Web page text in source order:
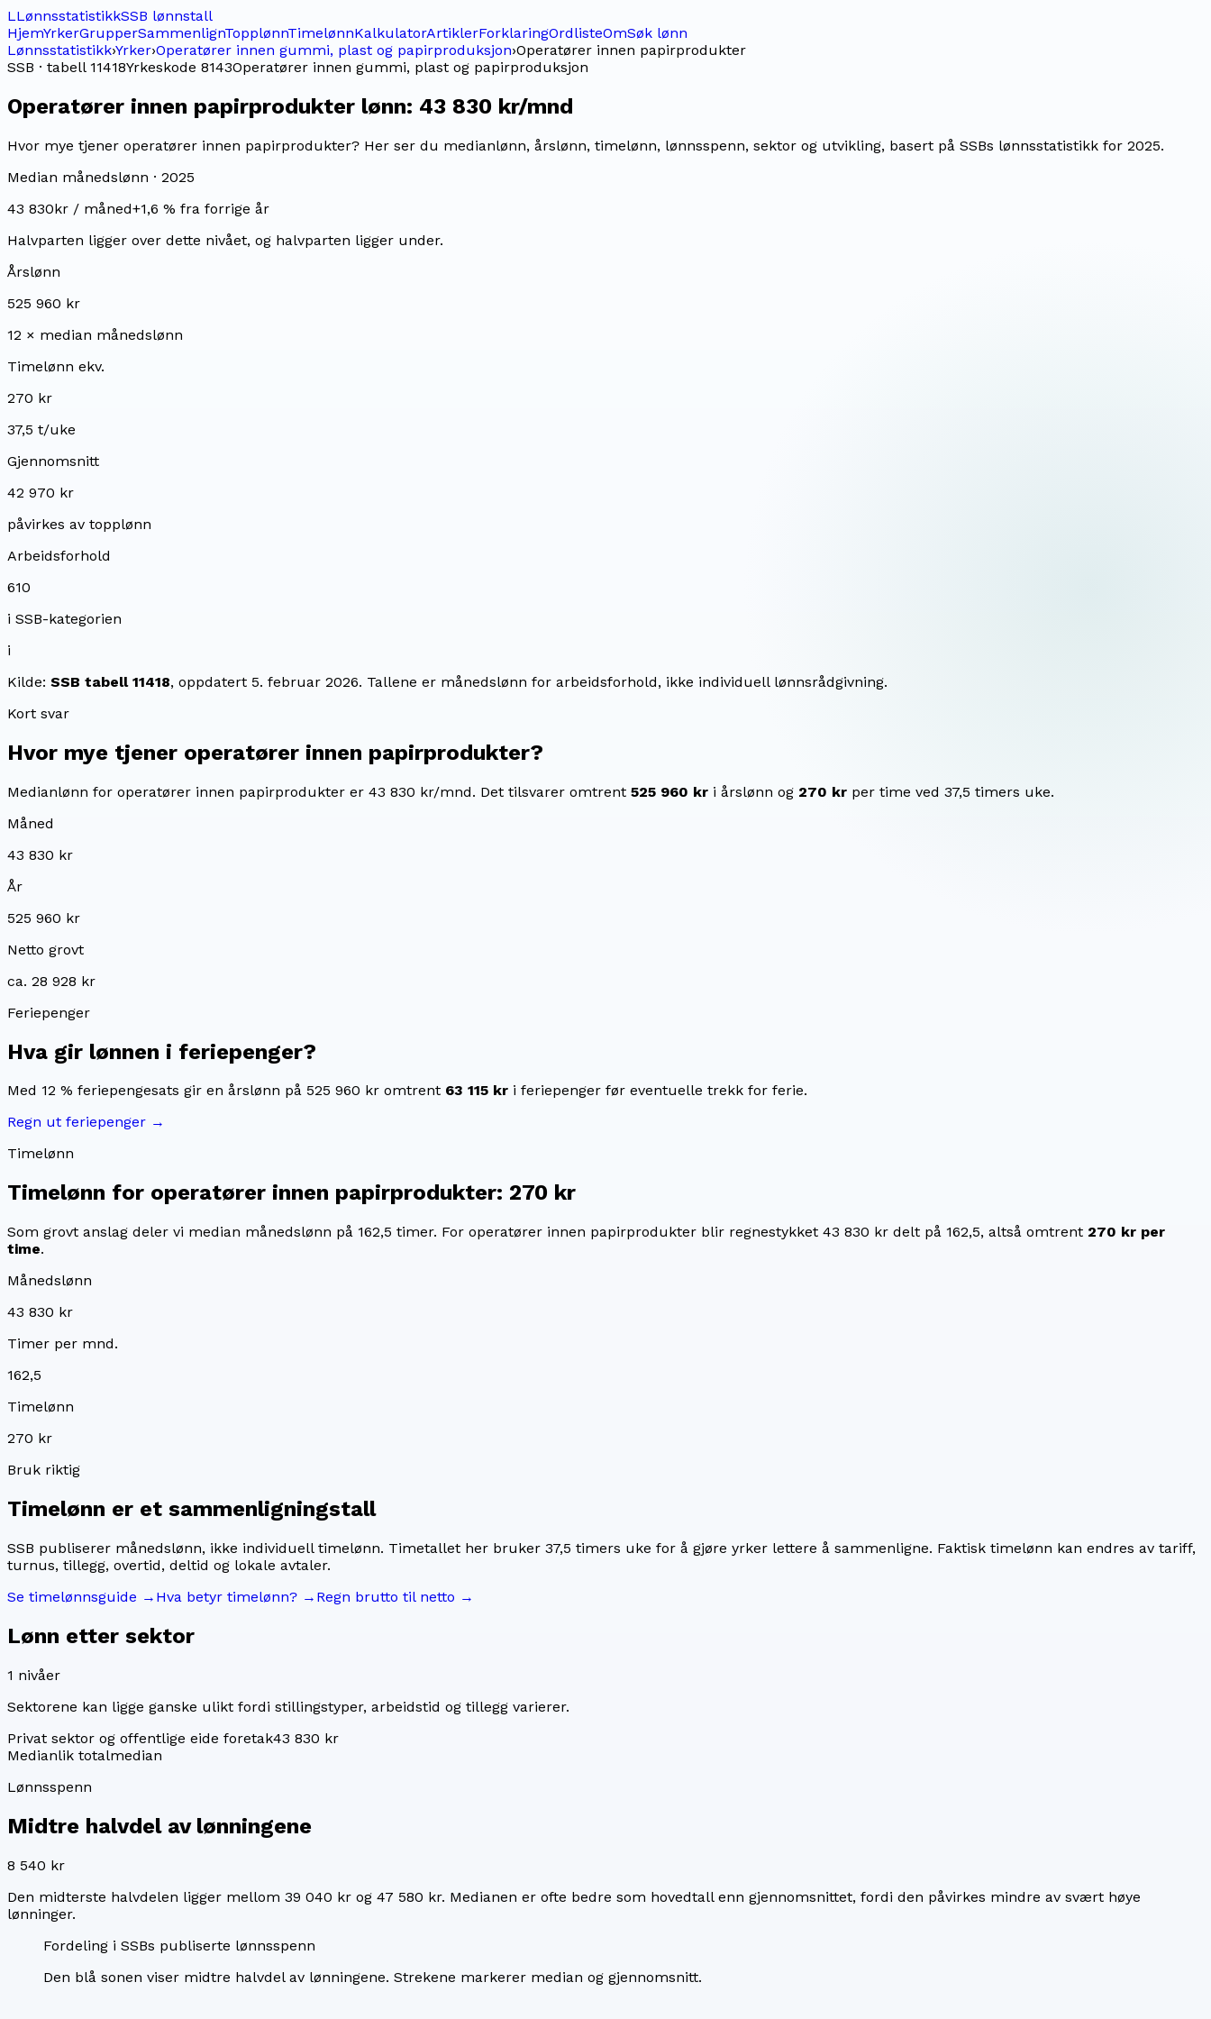
LLønnsstatistikkSSB lønnstall
HjemYrkerGrupperSammenlignTopplønnTimelønnKalkulatorArtiklerForklaringOrdlisteOmSøk lønn
Lønnsstatistikk›Yrker›Operatører innen gummi, plast og papirproduksjon›Operatører innen papirprodukter
SSB · tabell 11418Yrkeskode 8143Operatører innen gummi, plast og papirproduksjon
Operatører innen papirprodukter lønn: 43 830 kr/mnd
Hvor mye tjener operatører innen papirprodukter? Her ser du medianlønn, årslønn, timelønn, lønnsspenn, sektor og utvikling, basert på SSBs lønnsstatistikk for 2025.
Median månedslønn · 2025
43 830kr / måned+1,6 % fra forrige år
Halvparten ligger over dette nivået, og halvparten ligger under.
Årslønn
525 960 kr
12 × median månedslønn
Timelønn ekv.
270 kr
37,5 t/uke
Gjennomsnitt
42 970 kr
påvirkes av topplønn
Arbeidsforhold
610
i SSB-kategorien
i
Kilde: SSB tabell 11418, oppdatert 5. februar 2026. Tallene er månedslønn for arbeidsforhold, ikke individuell lønnsrådgivning.
Kort svar
Hvor mye tjener operatører innen papirprodukter?
Medianlønn for operatører innen papirprodukter er 43 830 kr/mnd. Det tilsvarer omtrent 525 960 kr i årslønn og 270 kr per time ved 37,5 timers uke.
Måned
43 830 kr
År
525 960 kr
Netto grovt
ca. 28 928 kr
Feriepenger
Hva gir lønnen i feriepenger?
Med 12 % feriepengesats gir en årslønn på 525 960 kr omtrent 63 115 kr i feriepenger før eventuelle trekk for ferie.
Regn ut feriepenger →
Timelønn
Timelønn for operatører innen papirprodukter: 270 kr
Som grovt anslag deler vi median månedslønn på 162,5 timer. For operatører innen papirprodukter blir regnestykket 43 830 kr delt på 162,5, altså omtrent 270 kr per
time.
Månedslønn
43 830 kr
Timer per mnd.
162,5
Timelønn
270 kr
Bruk riktig
Timelønn er et sammenligningstall
SSB publiserer månedslønn, ikke individuell timelønn. Timetallet her bruker 37,5 timers uke for å gjøre yrker lettere å sammenligne. Faktisk timelønn kan endres av tariff,
turnus, tillegg, overtid, deltid og lokale avtaler.
Se timelønnsguide → Hva betyr timelønn? → Regn brutto til netto →
Lønn etter sektor
1 nivåer
Sektorene kan ligge ganske ulikt fordi stillingstyper, arbeidstid og tillegg varierer.
Privat sektor og offentlige eide foretak43 830 kr
Medianlik totalmedian
Lønnsspenn
Midtre halvdel av lønningene
8 540 kr
Den midterste halvdelen ligger mellom 39 040 kr og 47 580 kr. Medianen er ofte bedre som hovedtall enn gjennomsnittet, fordi den påvirkes mindre av svært høye
lønninger.
Fordeling i SSBs publiserte lønnsspenn
Den blå sonen viser midtre halvdel av lønningene. Strekene markerer median og gjennomsnitt.